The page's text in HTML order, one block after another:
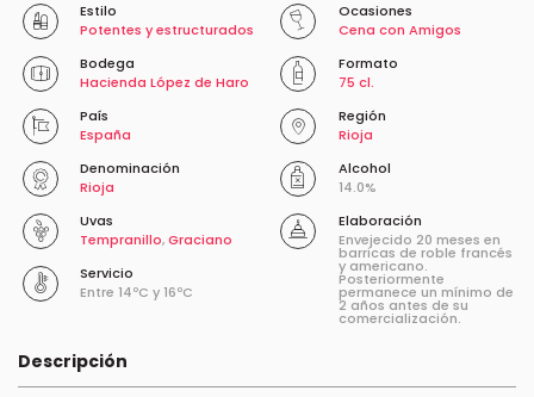
Estilo
Potentes y estructurados
Ocasiones
Cena con Amigos
Bodega
Hacienda López de Haro
Formato
75 cl.
País
España
Región
Rioja
Denominación
Rioja
Alcohol
14.0%
Uvas
Tempranillo,Graciano
Servicio
Entre 14ºC y 16ºC
Elaboración
Envejecido 20 meses en
barricas de roble francés
y americano.
Posteriormente
permanece un mínimo de
2 años antes de su
comercialización.
Descripción